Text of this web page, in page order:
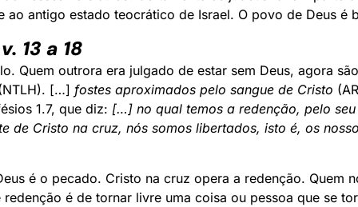
ao antigo estado teocrático de Israel. O povo de Deus é
13 a 18
Quem outrora era julgado de estar sem Deus, agora
[…] fostes aproximados pelo sangue de Cristo
1.7, que diz: […] no qual temos a redenção, pelo
de Cristo na cruz, nós somos libertados, isto é, os
é o pecado. Cristo na cruz opera a redenção. Quem
redenção é de tornar livre uma coisa ou pessoa que se